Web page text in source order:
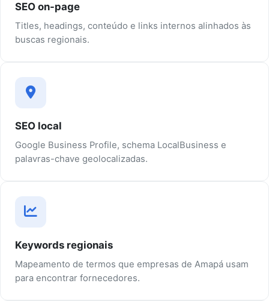
SEO on-page
Titles, headings, conteúdo e links internos alinhados às
buscas regionais.
SEO local
Google Business Profile, schema LocalBusiness e
palavras-chave geolocalizadas.
Keywords regionais
Mapeamento de termos que empresas de Amapá usam
para encontrar fornecedores.